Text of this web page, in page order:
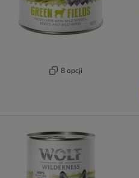
8 opcji